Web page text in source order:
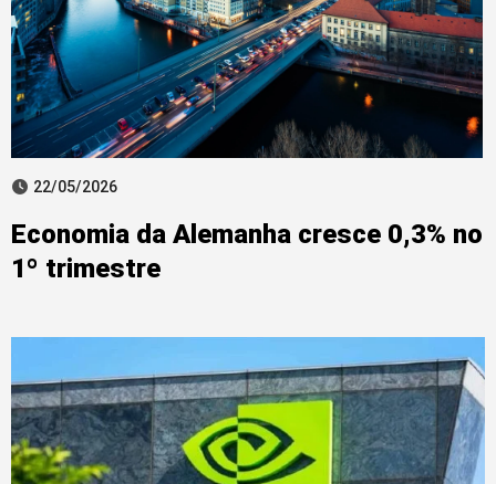
22/05/2026
Economia da Alemanha cresce 0,3% no
1º trimestre